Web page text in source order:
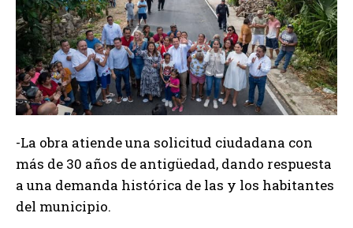
-La obra atiende una solicitud ciudadana con
más de 30 años de antigüedad, dando respuesta
a una demanda histórica de las y los habitantes
del municipio.